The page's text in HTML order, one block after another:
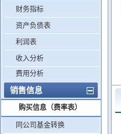
财务指标
资产负债表
利润表
收入分析
费用分析
销售信息
购买信息（费率表）
同公司基金转换